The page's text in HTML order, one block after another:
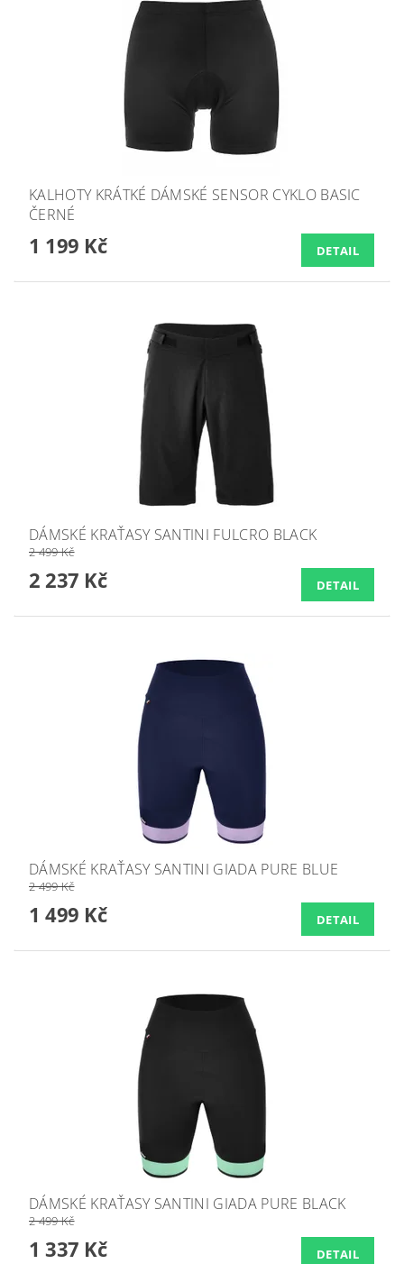
KALHOTY KRÁTKÉ DÁMSKÉ SENSOR CYKLO BASIC
ČERNÉ
1 199 Kč DETAIL
DÁMSKÉ KRAŤASY SANTINI FULCRO BLACK
2 499 Kč
2 237 Kč DETAIL
DÁMSKÉ KRAŤASY SANTINI GIADA PURE BLUE
2 499 Kč
1 499 Kč DETAIL
DÁMSKÉ KRAŤASY SANTINI GIADA PURE BLACK
2 499 Kč
1 337 Kč DETAIL